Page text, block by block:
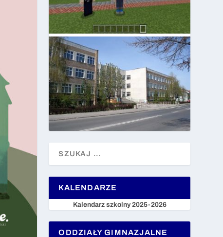
KALENDARZE
Kalendarz szkolny 2025-2026
ODDZIAŁY GIMNAZJALNE